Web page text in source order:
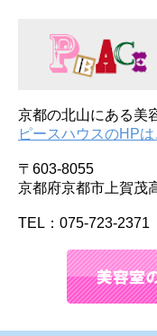
京都の北山にある美
ピースハウスのHPは
〒603-8055
京都府京都市上賀茂
TEL：075-723-2371